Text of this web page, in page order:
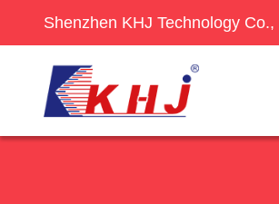
Shenzhen KHJ Technology Co.,